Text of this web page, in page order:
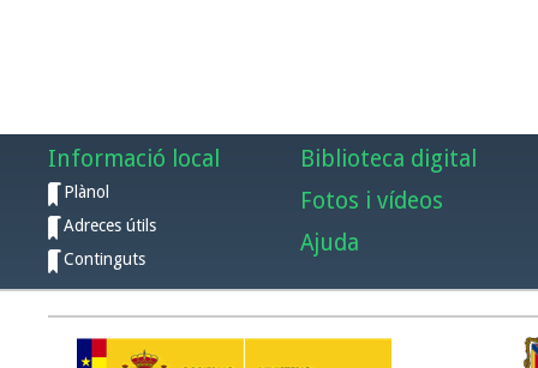
Informació local
Plànol
Adreces útils
Continguts
Biblioteca digital
Fotos i vídeos
Ajuda